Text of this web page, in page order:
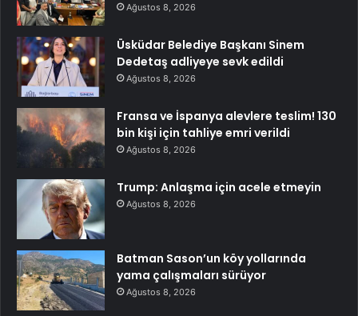
Ağustos 8, 2026
Üsküdar Belediye Başkanı Sinem
Dedetaş adliyeye sevk edildi
Ağustos 8, 2026
Fransa ve İspanya alevlere teslim! 130
bin kişi için tahliye emri verildi
Ağustos 8, 2026
Trump: Anlaşma için acele etmeyin
Ağustos 8, 2026
Batman Sason’un köy yollarında
yama çalışmaları sürüyor
Ağustos 8, 2026